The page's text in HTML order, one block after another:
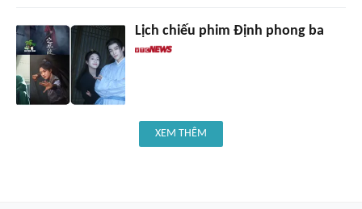
Lịch chiếu phim Định phong ba
XEM THÊM